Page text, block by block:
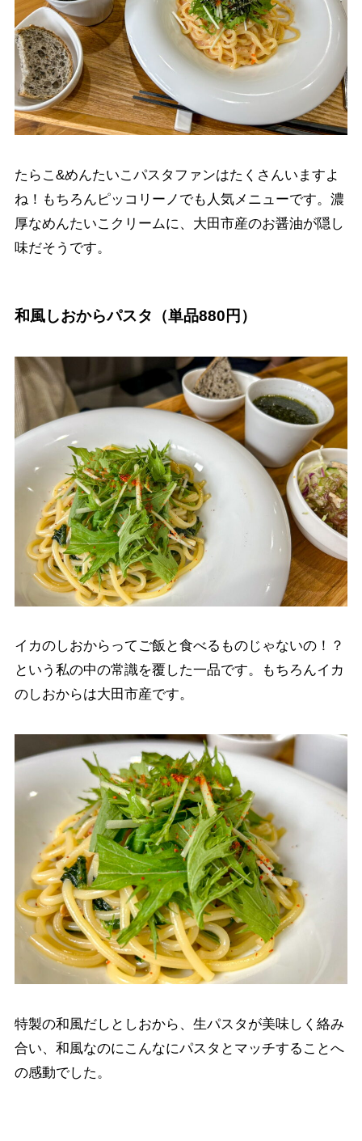
たらこ&めんたいこパスタファンはたくさんいますよ
ね！もちろんピッコリーノでも人気メニューです。濃
厚なめんたいこクリームに、大田市産のお醤油が隠し
味だそうです。
和風しおからパスタ（単品880円）
イカのしおからってご飯と食べるものじゃないの！？
という私の中の常識を覆した一品です。もちろんイカ
のしおからは大田市産です。
特製の和風だしとしおから、生パスタが美味しく絡み
合い、和風なのにこんなにパスタとマッチすることへ
の感動でした。